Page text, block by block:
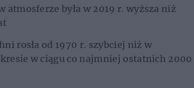
była w 2019 r. wyższa niż
rosła od 1970 r. szybciej niż w
w ciągu co najmniej ostatnich 2000